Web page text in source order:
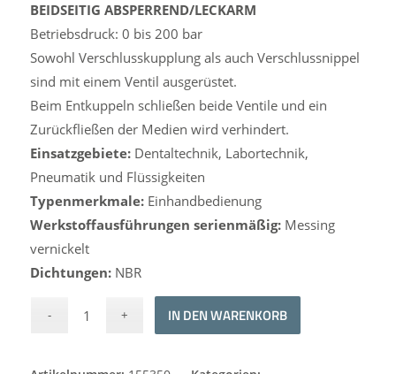
BEIDSEITIG ABSPERREND/LECKARM
Betriebsdruck: 0 bis 200 bar
Sowohl Verschlusskupplung als auch Verschlussnippel
sind mit einem Ventil ausgerüstet.
Beim Entkuppeln schließen beide Ventile und ein
Zurückfließen der Medien wird verhindert.
Einsatzgebiete:Dentaltechnik, Labortechnik,
Pneumatik und Flüssigkeiten
Typenmerkmale:Einhandbedienung
Werkstoffausführungen serienmäßig:Messing
vernickelt
Dichtungen:NBR
IN DEN WARENKORB